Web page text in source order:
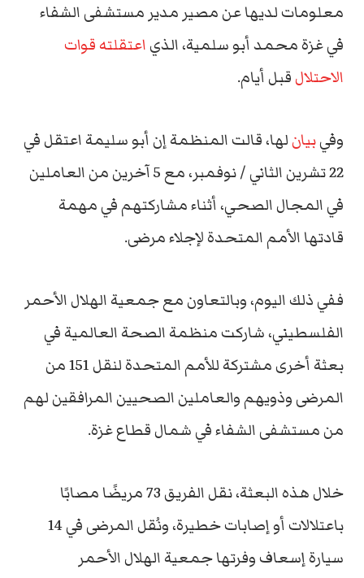
معلومات لديها عن مصير مدير مستشفى الشفاء
في غزة محمد أبو سلمية، الذياعتقلته قوات
الاحتلالقبل أيام.
وفيبيانلها، قالت المنظمة إن أبو سليمة اعتقل في
22 تشرين الثاني / نوفمبر، مع 5 آخرين من العاملين
في المجال الصحي، أثناء مشاركتهم في مهمة
قادتها الأمم المتحدة لإجلاء مرضى.
ففي ذلك اليوم، وبالتعاون مع جمعية الهلال الأحمر
الفلسطيني، شاركت منظمة الصحة العالمية في
بعثة أخرى مشتركة للأمم المتحدة لنقل 151 من
المرضى وذويهم والعاملين الصحيين المرافقين لهم
من مستشفى الشفاء في شمال قطاع غزة.
خلال هذه البعثة، نقل الفريق 73 مريضًا مصابًا
باعتلالات أو إصابات خطيرة، ونُقل المرضى في 14
سيارة إسعاف وفرتها جمعية الهلال الأحمر